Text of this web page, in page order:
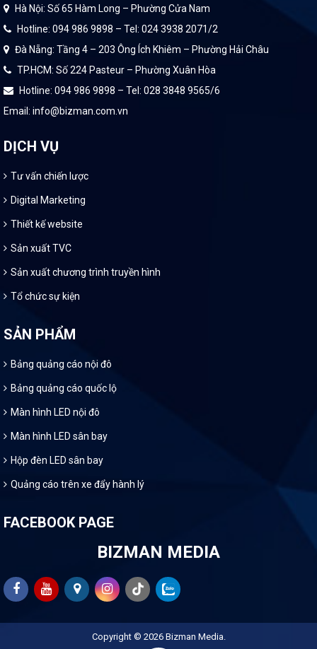
Hà Nội: Số 65 Hàm Long – Phường Cửa Nam
Hotline: 094 986 9898 – Tel: 024 3938 2071/2
Đà Nẵng: Tầng 4 – 203 Ông Ích Khiêm – Phường Hải Châu
TP.HCM: Số 224 Pasteur – Phường Xuân Hòa
Hotline: 094 986 9898 – Tel: 028 3848 9565/6
Email: info@bizman.com.vn
DỊCH VỤ
Tư vấn chiến lược
Digital Marketing
Thiết kế website
Sản xuất TVC
Sản xuất chương trình truyền hình
Tổ chức sự kiện
SẢN PHẨM
Bảng quảng cáo nội đô
Bảng quảng cáo quốc lộ
Màn hình LED nội đô
Màn hình LED sân bay
Hộp đèn LED sân bay
Quảng cáo trên xe đẩy hành lý
FACEBOOK PAGE
BIZMAN MEDIA
Copyright © 2026 Bizman Media